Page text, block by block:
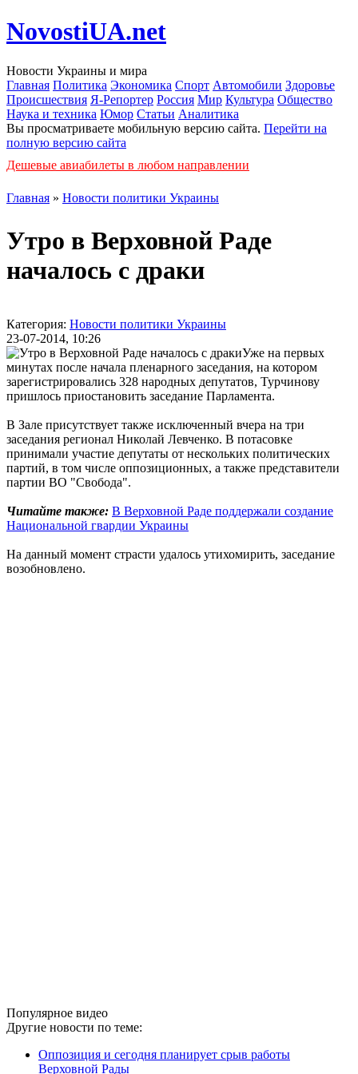
NovostiUA.net
Новости Украины и мира
Главная Политика Экономика Спорт Автомобили Здоровье
Происшествия Я-Репортер Россия Мир Культура Общество
Наука и техника Юмор Статьи Аналитика
Вы просматриваете мобильную версию сайта. Перейти на
полную версию сайта
Дешевые авиабилеты в любом направлении
Главная » Новости политики Украины
Утро в Верховной Раде
началось с драки
Категория: Новости политики Украины
23-07-2014, 10:26
Уже на первых
минутах после начала пленарного заседания, на котором
зарегистрировались 328 народных депутатов, Турчинову
пришлось приостановить заседание Парламента.
В Зале присутствует также исключенный вчера на три
заседания регионал Николай Левченко. В потасовке
принимали участие депутаты от нескольких политических
партий, в том числе оппозиционных, а также представители
партии ВО "Свобода".
Читайте также: В Верховной Раде поддержали создание
Национальной гвардии Украины
На данный момент страсти удалось утихомирить, заседание
возобновлено.
Популярное видео
Другие новости по теме:
Оппозиция и сегодня планирует срыв работы
Верховной Рады